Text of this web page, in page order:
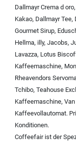
Dallmayr Crema d oro,
Kakao, Dallmayr Tee,
Gourmet Sirup,
Hellma, illy, Jacobs,
Lavazza, Lotus
Kaffeemaschine,
Rheavendors
Tchibo, Teahouse
Kaffeemaschine,
Kaffeevollautomat.
Konditionen.
Coffeefair ist der